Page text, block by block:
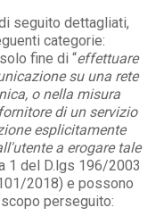
seguito dettagliati,
categorie:
fine di “effettuare
su una rete
o nella misura
di un servizio
esplicitamente
a erogare tale
1 del D.lgs 196/2003
2018) e possono
perseguito: